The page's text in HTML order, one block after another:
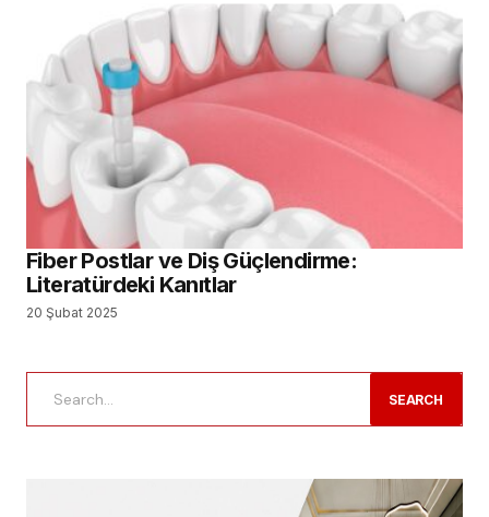
Fiber Postlar ve Diş Güçlendirme:
Literatürdeki Kanıtlar
20 Şubat 2025
SEARCH